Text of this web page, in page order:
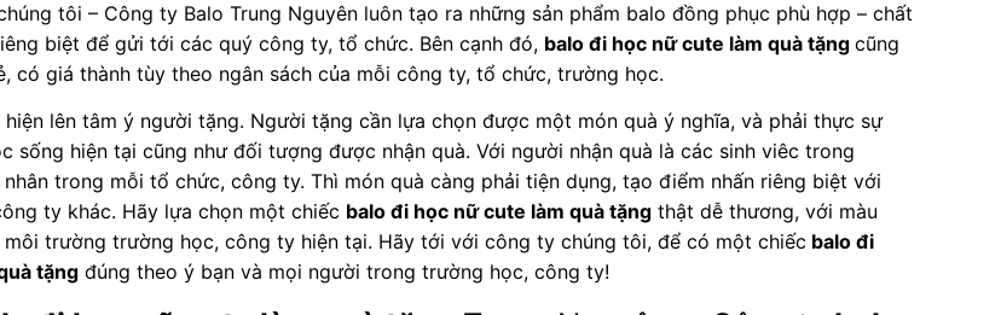
tôi – Công ty Balo Trung Nguyên luôn tạo ra những sản phẩm balo đồng phục phù hợp – chất
biệt để gửi tới các quý công ty, tổ chức. Bên cạnh đó, balo đi học nữ cute làm quà tặng cũng
có giá thành tùy theo ngân sách của mỗi công ty, tổ chức, trường học.
hiện lên tâm ý người tặng. Người tặng cần lựa chọn được một món quà ý nghĩa, và phải thực sự
sống hiện tại cũng như đối tượng được nhận quà. Với người nhận quà là các sinh viêc trong
trong mỗi tổ chức, công ty. Thì món quà càng phải tiện dụng, tạo điểm nhấn riêng biệt với
ty khác. Hãy lựa chọn một chiếc balo đi học nữ cute làm quà tặng thật dễ thương, với màu
trường trường học, công ty hiện tại. Hãy tới với công ty chúng tôi, để có một chiếc balo đi
tặng đúng theo ý bạn và mọi người trong trường học, công ty!